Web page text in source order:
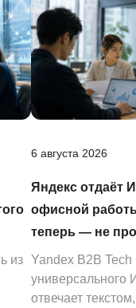
из
6 августа 2026
Яндекс отдаёт
офисной
теперь — не
Yandex B2B Tech
универсального
отвечает